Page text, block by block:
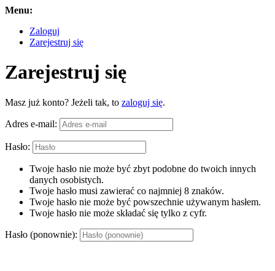
Menu:
Zaloguj
Zarejestruj się
Zarejestruj się
Masz już konto? Jeżeli tak, to zaloguj się.
Adres e-mail:
Hasło:
Twoje hasło nie może być zbyt podobne do twoich innych
danych osobistych.
Twoje hasło musi zawierać co najmniej 8 znaków.
Twoje hasło nie może być powszechnie używanym hasłem.
Twoje hasło nie może składać się tylko z cyfr.
Hasło (ponownie):